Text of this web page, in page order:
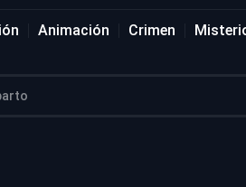
Animación Crimen